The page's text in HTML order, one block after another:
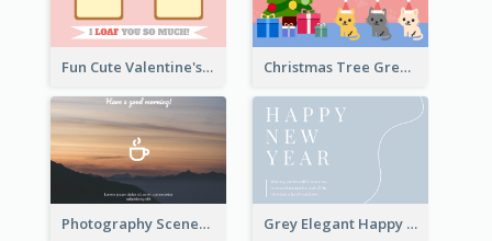
Fun Cute Valentine's Day Celebration Card Christmas Tree Greeting Card
Photography Scenery Good Morning Greeting Card Grey Elegant Happy New Year Celebration Card